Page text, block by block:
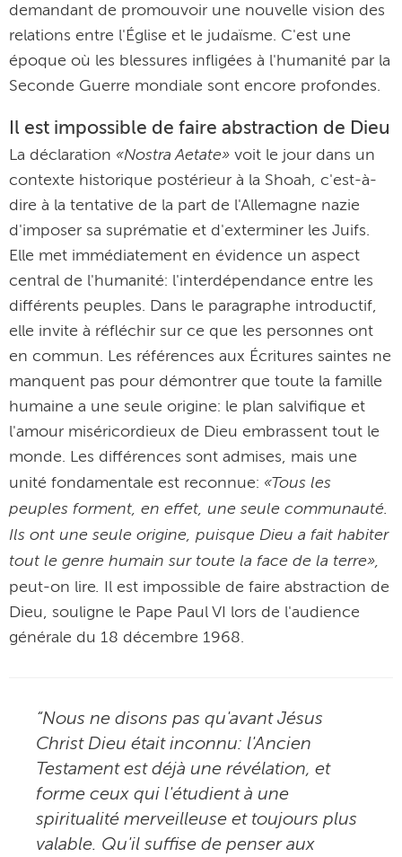
demandant de promouvoir une nouvelle vision des
relations entre l'Église et le judaïsme. C'est une
époque où les blessures infligées à l'humanité par la
Seconde Guerre mondiale sont encore profondes.
Il est impossible de faire abstraction de Dieu
La déclaration «Nostra Aetate» voit le jour dans un
contexte historique postérieur à la Shoah, c'est-à-
dire à la tentative de la part de l'Allemagne nazie
d'imposer sa suprématie et d'exterminer les Juifs.
Elle met immédiatement en évidence un aspect
central de l'humanité: l'interdépendance entre les
différents peuples. Dans le paragraphe introductif,
elle invite à réfléchir sur ce que les personnes ont
en commun. Les références aux Écritures saintes ne
manquent pas pour démontrer que toute la famille
humaine a une seule origine: le plan salvifique et
l'amour miséricordieux de Dieu embrassent tout le
monde. Les différences sont admises, mais une
unité fondamentale est reconnue: «Tous les
peuples forment, en effet, une seule communauté.
Ils ont une seule origine, puisque Dieu a fait habiter
tout le genre humain sur toute la face de la terre»,
peut-on lire.
Il est impossible de faire abstraction de
Dieu, souligne le Pape Paul VI lors de l'audience
générale du 18 décembre 1968.
“Nous ne disons pas qu'avant Jésus
Christ Dieu était inconnu: l'Ancien
Testament est déjà une révélation, et
forme ceux qui l'étudient à une
spiritualité merveilleuse et toujours plus
valable. Qu'il suffise de penser aux